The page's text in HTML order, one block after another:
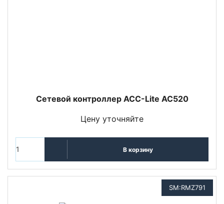
Сетевой контроллер ACC-Lite AC520
Цену уточняйте
В корзину
SM:RMZ791